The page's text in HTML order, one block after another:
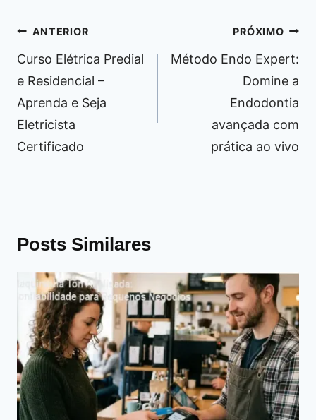
Navegação
de
Post
ANTERIOR
Curso Elétrica Predial
e Residencial –
Aprenda e Seja
Eletricista
Certificado
PRÓXIMO
Método Endo Expert:
Domine a
Endodontia
avançada com
prática ao vivo
Posts Similares